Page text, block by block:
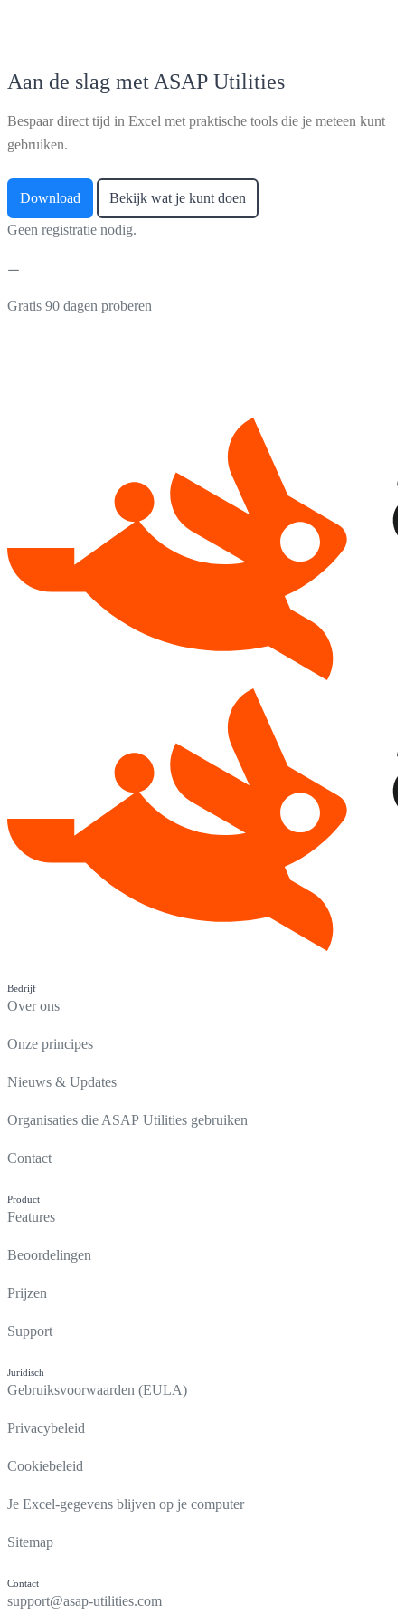
Aan de slag met ASAP Utilities
Bespaar direct tijd in Excel met praktische tools die je meteen kunt
gebruiken.
Download Bekijk wat je kunt doen
Geen registratie nodig.
Gratis 90 dagen proberen
Bedrijf
Over ons
Onze principes
Nieuws & Updates
Organisaties die ASAP Utilities gebruiken
Contact
Product
Features
Beoordelingen
Prijzen
Support
Juridisch
Gebruiksvoorwaarden (EULA)
Privacybeleid
Cookiebeleid
Je Excel-gegevens blijven op je computer
Sitemap
Contact
support@asap-utilities.com